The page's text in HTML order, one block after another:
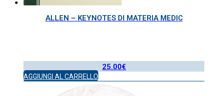
ALLEN – KEYNOTES DI MATERIA MEDIC
25.00€
AGGIUNGI AL CARRELLO